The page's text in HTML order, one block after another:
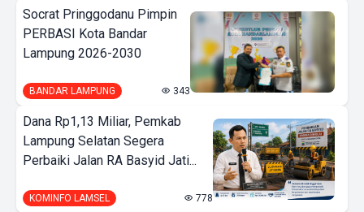
Socrat Pringgodanu Pimpin
PERBASI Kota Bandar
Lampung 2026-2030
BANDAR LAMPUNG 343
Dana Rp1,13 Miliar, Pemkab
Lampung Selatan Segera
Perbaiki Jalan RA Basyid Jati...
KOMINFO LAMSEL 778